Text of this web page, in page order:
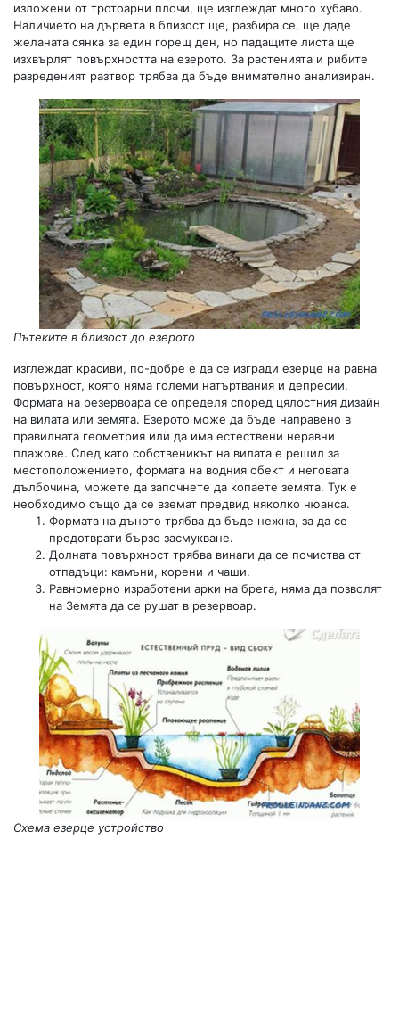
изложени от тротоарни плочи, ще изглеждат много хубаво.
Наличието на дървета в близост ще, разбира се, ще даде
желаната сянка за един горещ ден, но падащите листа ще
изхвърлят повърхността на езерото. За растенията и рибите
разреденият разтвор трябва да бъде внимателно анализиран.
Пътеките в близост до езерото
изглеждат красиви, по-добре е да се изгради езерце на равна
повърхност, която няма големи натъртвания и депресии.
Формата на резервоара се определя според цялостния дизайн
на вилата или земята. Езерото може да бъде направено в
правилната геометрия или да има естествени неравни
плажове. След като собственикът на вилата е решил за
местоположението, формата на водния обект и неговата
дълбочина, можете да започнете да копаете земята. Тук е
необходимо също да се вземат предвид няколко нюанса.
Формата на дъното трябва да бъде нежна, за да се
предотврати бързо засмукване.
Долната повърхност трябва винаги да се почиства от
отпадъци: камъни, корени и чаши.
Равномерно изработени арки на брега, няма да позволят
на Земята да се рушат в резервоар.
Схема езерце устройство